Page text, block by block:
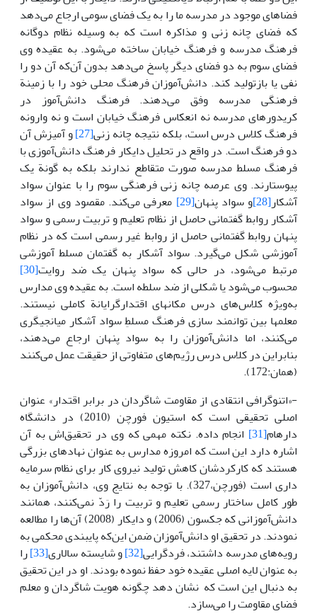
فضاهای موجود در مدرسه ما را به یک فضای سومی ارجاع می‌دهد
که فضای چانه زنی و مذاکره است که به وسیله نظام دوگانه
فرهنگ مدرسه و فرهنگ خیابان ساخته می‌شود. به عقیده وی
فضای سوم به دو فضای دیگر پاسخ می‌دهد بدون آن‌که آن دو را
نفی یا بازتولید کند. دانش‌آموزان فرهنگ محلی خود را با زمینة
فرهنگی مدرسه وفق می‌دهند. فرهنگ دانش‌آموز در
کریدورهای مدرسه نه انعکاس فرهنگ خیابان است و نه وارونه
فرهنگ کلاس درس است، بلکه نتیجه چانه زنی[27]
و آمیزش آن
دو فرهنگ است. در واقع در تحلیل دایکار فرهنگ دانش‌آموزی با
فرهنگ مسلط مدرسه صورت متقاطع ندارند بلکه به گونة یک
پیوستارند. وی عرصه چانه زنی فرهنگی سوم را با عنوان سواد
آشکار[28] و سواد پنهان[29]
معرفی می‌کند. مقصود وی از سواد
آشکار روابط گفتمانی حاصل از نظام تعلیم و تربیت رسمی و سواد
پنهان روابط گفتمانی حاصل از روابط غیر رسمی است که در نظام
آموزشی شکل می‌گیرد. سواد آشکار به گفتمان مسلط آموزشی
مرتبط می‌شود، در حالی که سواد پنهان یک ضد روایت[30]
محسوب می‌شود یا شکلی از ضد سلطه است. به عقیده وی مدارس
به‌ویژه کلاس‌های درس مکانهای اقتدارگرایانة کاملی نیستند.
معلمها بین توانمند سازی فرهنگ مسلطِ سواد آشکار میانجیگری
می‌کنند، اما دانش‌آموزان را به سواد پنهان ارجاع می‌دهند،
بنابراین در کلاس درس رژیم‌های متفاوتی از حقیقت عمل می‌کنند
(همان:172).
-«اتنوگرافی انتقادی از مقاومت شاگردان در برابر اقتدار» عنوان
اصلی تحقیقی است که استیون فورچن (2010) در دانشگاه
دارهام[31]
انجام داده. نکته مهمی که وی در تحقیق‌اش به آن
اشاره دارد این است که امروزه مدارس به عنوان نهادهای بزرگی
هستند که کارکردشان کاهش تولید نیروی کار برای نظام سرمایه
داری است (فورچن،327). با توجه به نتایج وی، دانش‌آموزان به
طور کامل ساختار رسمی تعلیم و تربیت را رَدّ نمی‌کنند، همانند
دانش‌آموزانی که جکسون (2006) و دایکار (2008) آن‌ها را مطالعه
نمودند. در تحقیق او دانش‌آموزان ضمن این‌که پایبندی محکمی به
رویه‌های مدرسه داشتند، فردگرایی[32] و شایسته سالاری[33]
را
به عنوان لایه اصلی عقیده خود حفظ نموده بودند. او در این تحقیق
به دنبال این است که نشان دهد چگونه هویت شاگردان و معلم
فضای مقاومت را می‌سازد.